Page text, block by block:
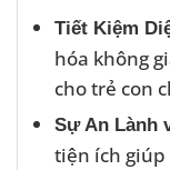
Tiết Kiệm
hóa không
cho trẻ con
Sự An Lành
tiện ích giúp